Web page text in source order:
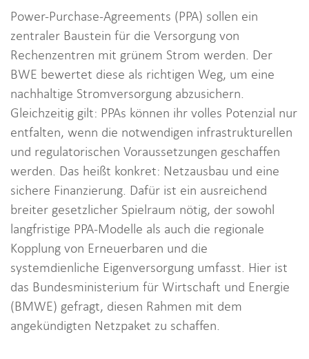
Power-Purchase-Agreements (PPA) sollen ein
zentraler Baustein für die Versorgung von
Rechenzentren mit grünem Strom werden. Der
BWE bewertet diese als richtigen Weg, um eine
nachhaltige Stromversorgung abzusichern.
Gleichzeitig gilt: PPAs können ihr volles Potenzial nur
entfalten, wenn die notwendigen infrastrukturellen
und regulatorischen Voraussetzungen geschaffen
werden. Das heißt konkret: Netzausbau und eine
sichere Finanzierung. Dafür ist ein ausreichend
breiter gesetzlicher Spielraum nötig, der sowohl
langfristige PPA-Modelle als auch die regionale
Kopplung von Erneuerbaren und die
systemdienliche Eigenversorgung umfasst. Hier ist
das Bundesministerium für Wirtschaft und Energie
(BMWE) gefragt, diesen Rahmen mit dem
angekündigten Netzpaket zu schaffen.